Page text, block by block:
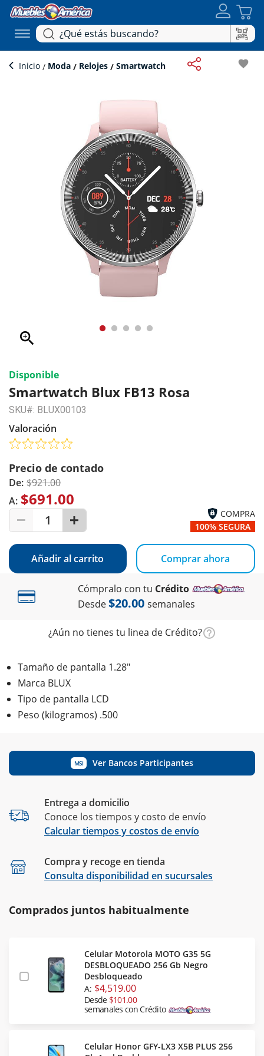
Inicio Moda Relojes Smartwatch favorite
zoom_in
Disponible
Smartwatch Blux FB13 Rosa
SKU#: BLUX00103
Valoración
Precio de contado
De: $921.00
A: $691.00
1
COMPRA
100% SEGURA
Añadir al carrito Comprar ahora
Cómpralo con tu Crédito
Desde$20.00 semanales
¿Aún no tienes tu linea de Crédito?
Tamaño de pantalla 1.28"
Marca BLUX
Tipo de pantalla LCD
Peso (kilogramos) .500
MSI Ver Bancos Participantes
Entrega a domicilio
Conoce los tiempos y costo de envío
Calcular tiempos y costos de envío
Compra y recoge en tienda
Consulta disponibilidad en sucursales
Comprados juntos habitualmente
Celular Motorola MOTO G35 5G
DESBLOQUEADO 256 Gb Negro
Desbloqueado
A: $4,519.00
Desde $101.00
semanales con Crédito
Celular Honor GFY-LX3 X5B PLUS 256